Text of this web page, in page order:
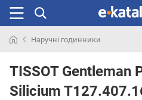
раніше
Наручні годинники
TISSOT Gentleman
Silicium